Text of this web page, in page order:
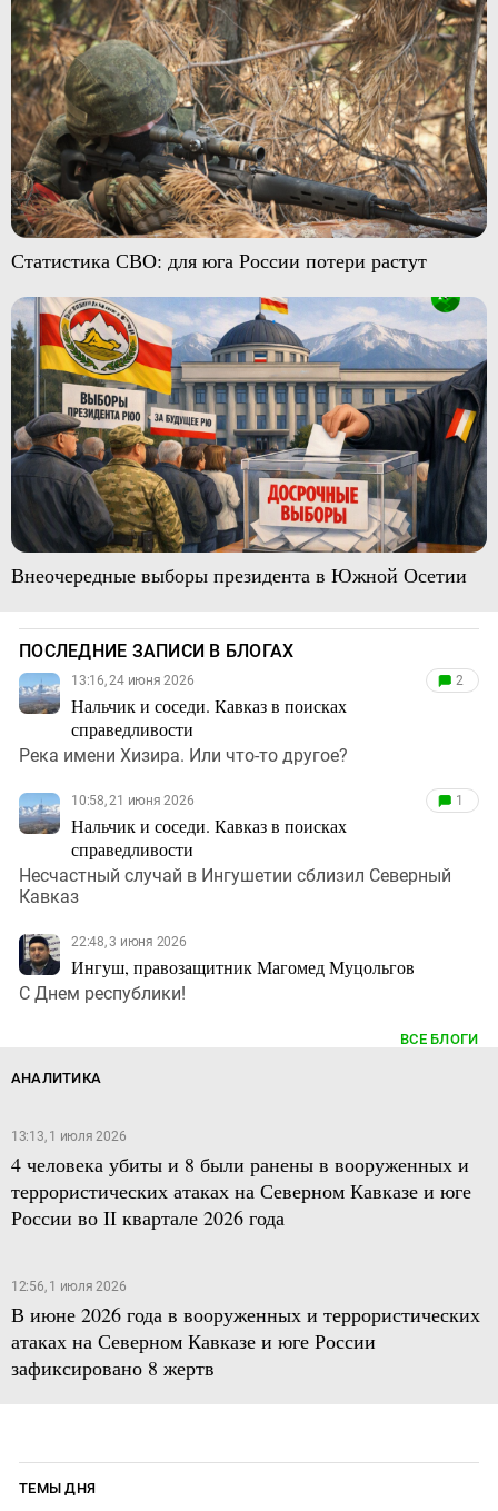
Статистика СВО: для юга России потери растут
Внеочередные выборы президента в Южной Осетии
ПОСЛЕДНИЕ ЗАПИСИ В БЛОГАХ
13:16, 24 июня 2026
Нальчик и соседи. Кавказ в поисках
справедливости
2
Река имени Хизира. Или что-то другое?
10:58, 21 июня 2026
Нальчик и соседи. Кавказ в поисках
справедливости
1
Несчастный случай в Ингушетии сблизил Северный
Кавказ
22:48, 3 июня 2026
Ингуш, правозащитник Магомед Муцольгов
С Днем республики!
ВСЕ БЛОГИ
АНАЛИТИКА
13:13, 1 июля 2026
4 человека убиты и 8 были ранены в вооруженных и
террористических атаках на Северном Кавказе и юге
России во II квартале 2026 года
12:56, 1 июля 2026
В июне 2026 года в вооруженных и террористических
атаках на Северном Кавказе и юге России
зафиксировано 8 жертв
ТЕМЫ ДНЯ